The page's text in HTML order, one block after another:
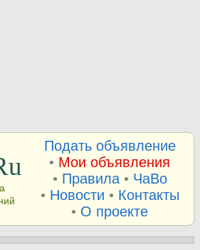
Подать объявление
• Мои объявления
• Правила• ЧаВо
• Новости • Контакты
• О проекте